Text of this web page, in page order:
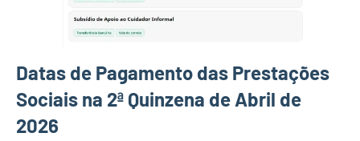
Datas de Pagamento das Prestações
Sociais na 2ª Quinzena de Abril de
2026